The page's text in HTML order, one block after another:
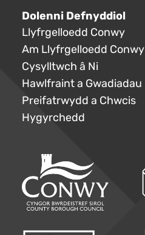
Dolenni Defnyddiol
Llyfrgelloedd Conwy
Am Llyfrgelloedd Conwy
Cysylltwch â Ni
Hawlfraint a Gwadiadau
Preifatrwydd a Chwcis
Hygyrchedd